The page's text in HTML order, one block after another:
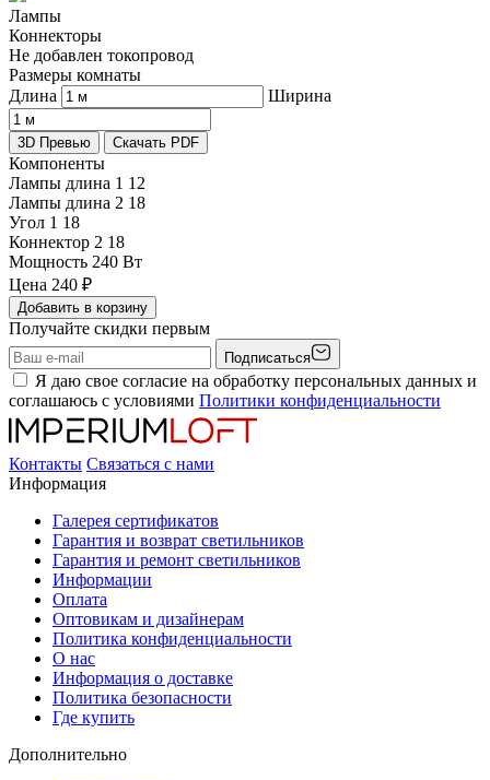
Лампы
Коннекторы
Не добавлен токопровод
Размеры комнаты
Длина
Ширина
3D Превью Скачать PDF
Компоненты
Лампы длина 1 12
Лампы длина 2 18
Угол 1 18
Коннектор 2 18
Мощность 240 Вт
Цена 240 ₽
Добавить в корзину
Получайте скидки первым
Подписаться
Я даю свое согласие на обработку персональных данных и
соглашаюсь с условиями Политики конфиденциальности
Контакты Связаться с нами
Информация
Галерея сертификатов
Гарантия и возврат светильников
Гарантия и ремонт светильников
Информации
Оплата
Оптовикам и дизайнерам
Политика конфиденциальности
О нас
Информация о доставке
Политика безопасности
Где купить
Дополнительно